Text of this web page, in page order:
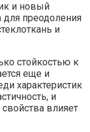
и новый
для преодоления
и
стойкостью к
еще и
характеристик
и
влияет